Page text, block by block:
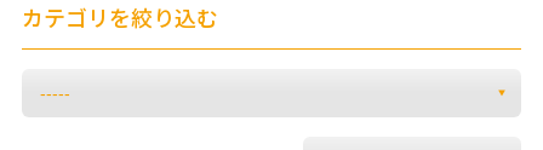
カテゴリを絞り込む